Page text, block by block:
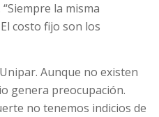
la misma
costo fijo son los
Aunque no existen
genera preocupación.
no tenemos indicios de